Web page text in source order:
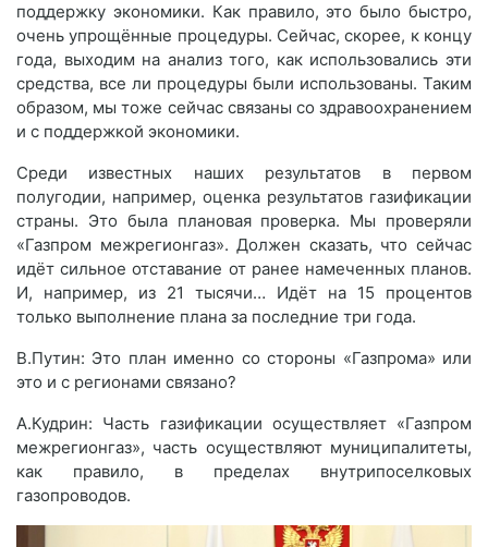
поддержку экономики. Как правило, это было быстро,
очень упрощённые процедуры. Сейчас, скорее, к концу
года, выходим на анализ того, как использовались эти
средства, все ли процедуры были использованы. Таким
образом, мы тоже сейчас связаны со здравоохранением
и с поддержкой экономики.
Среди известных наших результатов в первом
полугодии, например, оценка результатов газификации
страны. Это была плановая проверка. Мы проверяли
«Газпром межрегионгаз». Должен сказать, что сейчас
идёт сильное отставание от ранее намеченных планов.
И, например, из 21 тысячи… Идёт на 15 процентов
только выполнение плана за последние три года.
В.Путин: Это план именно со стороны «Газпрома» или
это и с регионами связано?
А.Кудрин: Часть газификации осуществляет «Газпром
межрегионгаз», часть осуществляют муниципалитеты,
как правило, в пределах внутрипоселковых
газопроводов.